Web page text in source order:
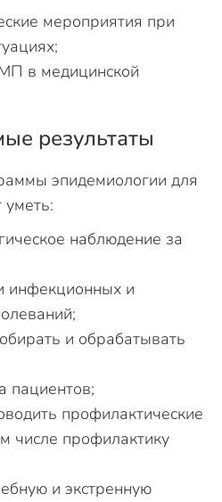
мероприятия при
в медицинской
результаты
эпидемиологии для
наблюдение за
инфекционных и
и обрабатывать
пациентов;
профилактические
числе профилактику
и экстренную